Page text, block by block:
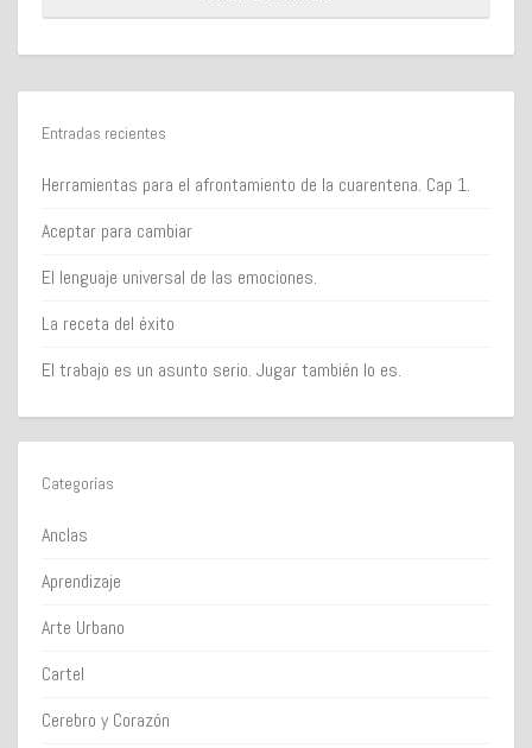
Entradas recientes
Herramientas para el afrontamiento de la cuarentena. Cap 1.
Aceptar para cambiar
El lenguaje universal de las emociones.
La receta del éxito
El trabajo es un asunto serio. Jugar también lo es.
Categorías
Anclas
Aprendizaje
Arte Urbano
Cartel
Cerebro y Corazón